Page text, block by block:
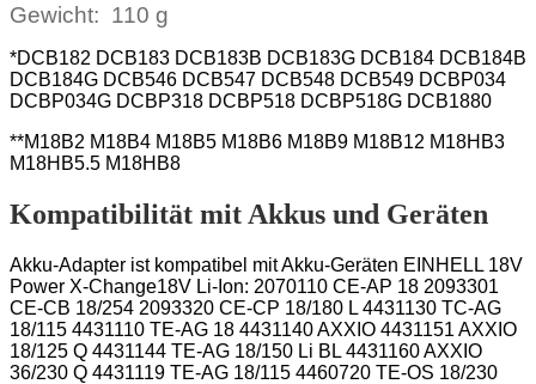
Gewicht: 110 g
*DCB182 DCB183 DCB183B DCB183G DCB184 DCB184B
DCB184G DCB546 DCB547 DCB548 DCB549 DCBP034
DCBP034G DCBP318 DCBP518 DCBP518G DCB1880
**M18B2 M18B4 M18B5 M18B6 M18B9 M18B12 M18HB3
M18HB5.5 M18HB8
Kompatibilität mit Akkus und Geräten
Akku-Adapter ist kompatibel mit Akku-Geräten EINHELL 18V
Power X-Change18V Li-Ion: 2070110 CE-AP 18 2093301
CE-CB 18/254 2093320 CE-CP 18/180 L 4431130 TC-AG
18/115 4431110 TE-AG 18 4431140 AXXIO 4431151 AXXIO
18/125 Q 4431144 TE-AG 18/150 Li BL 4431160 AXXIO
36/230 Q 4431119 TE-AG 18/115 4460720 TE-OS 18/230